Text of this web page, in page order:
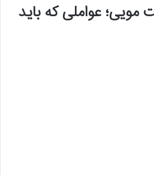
مویی؛ عواملی که باید